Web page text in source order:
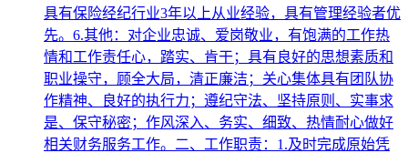
具有保险经纪行业3年以上从业经验，具有管理经验者优
先。6.其他：对企业忠诚、爱岗敬业，有饱满的工作热
情和工作责任心，踏实、肯干；具有良好的思想素质和
职业操守，顾全大局，清正廉洁；关心集体具有团队协
作精神、良好的执行力；遵纪守法、坚持原则、实事求
是、保守秘密；作风深入、务实、细致、热情耐心做好
相关财务服务工作。二、工作职责：1.及时完成原始凭